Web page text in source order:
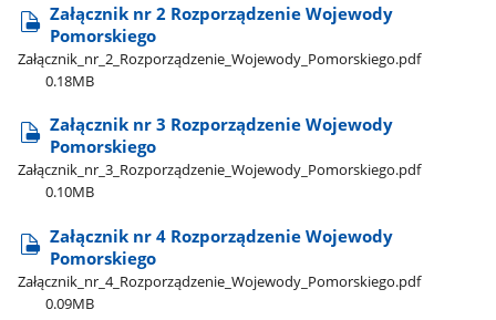
Załącznik nr 2 Rozporządzenie Wojewody
Pomorskiego
Załącznik​_nr​_2​_Rozporządzenie​_Wojewody​_Pomorskiego.pdf
0.18MB
Załącznik nr 3 Rozporządzenie Wojewody
Pomorskiego
Załącznik​_nr​_3​_Rozporządzenie​_Wojewody​_Pomorskiego.pdf
0.10MB
Załącznik nr 4 Rozporządzenie Wojewody
Pomorskiego
Załącznik​_nr​_4​_Rozporządzenie​_Wojewody​_Pomorskiego.pdf
0.09MB